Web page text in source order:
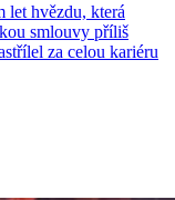
let hvězdu, která
smlouvy příliš
za celou kariéru